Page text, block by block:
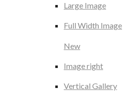
Large Image
Full Width Image
New
Image right
Vertical Gallery